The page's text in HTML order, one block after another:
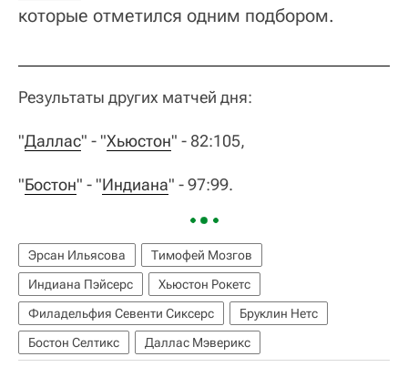
которые отметился одним подбором.
Результаты других матчей дня:
"Даллас" - "Хьюстон" - 82:105,
"Бостон" - "Индиана" - 97:99.
Эрсан Ильясова
Тимофей Мозгов
Индиана Пэйсерс
Хьюстон Рокетс
Филадельфия Севенти Сиксерс
Бруклин Нетс
Бостон Селтикс
Даллас Мэверикс